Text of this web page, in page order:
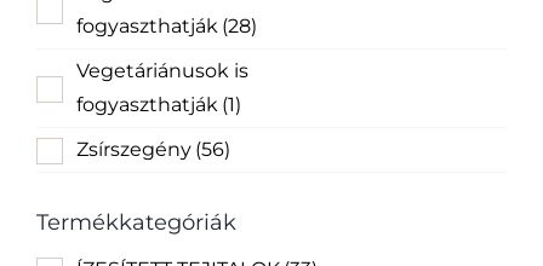
fogyaszthatják (28)
Vegetáriánusok is
fogyaszthatják (1)
Zsírszegény (56)
Termékkategóriák